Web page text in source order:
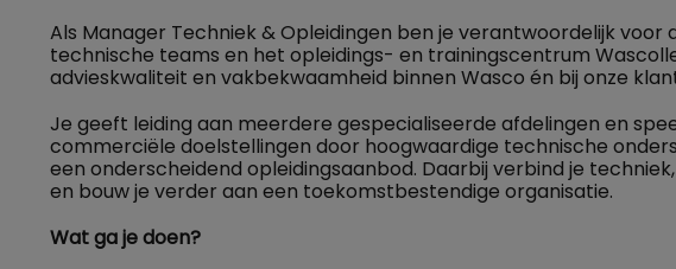
Als Manager Techniek & Opleidingen ben je verantwoordelijk
technische teams en het opleidings- en trainingscentrum
advieskwaliteit en vakbekwaamheid binnen Wasco én bij onze
Je geeft leiding aan meerdere gespecialiseerde afdelingen en
commerciële doelstellingen door hoogwaardige technische
een onderscheidend opleidingsaanbod. Daarbij verbind je
en bouw je verder aan een toekomstbestendige organisatie.
Wat ga je doen?